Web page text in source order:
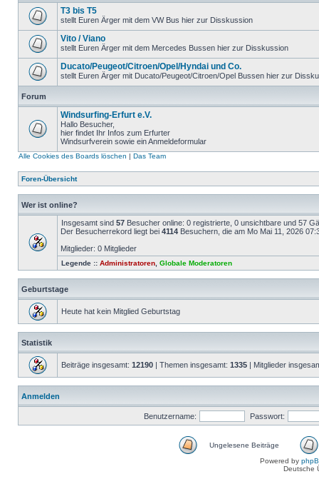
T3 bis T5
stellt Euren Ärger mit dem VW Bus hier zur Disskussion
Vito / Viano
stellt Euren Ärger mit dem Mercedes Bussen hier zur Disskussion
Ducato/Peugeot/Citroen/Opel/Hyndai und Co.
stellt Euren Ärger mit Ducato/Peugeot/Citroen/Opel Bussen hier zur
Forum
Windsurfing-Erfurt e.V.
Hallo Besucher,
hier findet Ihr Infos zum Erfurter
Windsurfverein sowie ein Anmeldeformular
Alle Cookies des Boards löschen | Das Team
Foren-Übersicht
Wer ist online?
Insgesamt sind 57 Besucher online: 0 registrierte, 0 unsichtbare und 57
Der Besucherrekord liegt bei 4114 Besuchern, die am Mo Mai 11, 2026
Mitglieder: 0 Mitglieder
Legende :: Administratoren Globale Moderatoren
Geburtstage
Heute hat kein Mitglied Geburtstag
Statistik
Beiträge insgesamt: 12190 | Themen insgesamt: 1335 | Mitglieder
Anmelden
Benutzername: Passwort:
Ungelesene Beiträge
Powered by
Deutsche